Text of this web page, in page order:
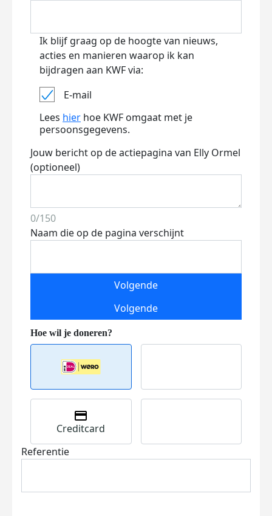
Ik blijf graag op de hoogte van nieuws,
acties en manieren waarop ik kan
bijdragen aan KWF via:
E-mail
Lees hier hoe KWF omgaat met je
persoonsgegevens.
Jouw bericht op de actiepagina van Elly Ormel
(optioneel)
0/150
Naam die op de pagina verschijnt
Volgende
Volgende
Creditcard
Referentie